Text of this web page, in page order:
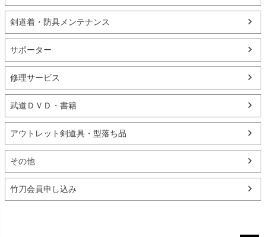
剣道着・防具メンテナンス
サポーター
修理サービス
武道ＤＶＤ・書籍
アウトレット剣道具・型落ち品
その他
竹刀会員申し込み